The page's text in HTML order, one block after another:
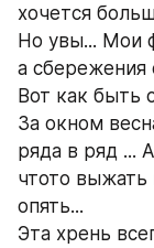
хочется
Но увы... Мои
а сбережения
Вот как быть
За окном
ряда в ряд ...
чтото выжать
опять...
Эта хрень